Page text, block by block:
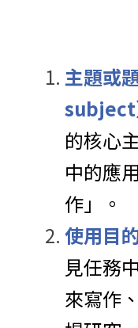
主題或
subject
的核心
中的應
作」。
使用目
見任務
來寫作